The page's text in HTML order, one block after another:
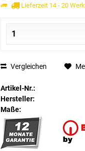
Lieferzeit 14 - 20
Vergleichen
Artikel-Nr.:
Hersteller:
Maße: